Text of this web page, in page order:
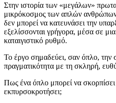
Στην ιστορία των «μεγάλων»
μικρόκοσμος των απλών
δεν μπορεί να κατευνάσει την
εξελίσσονται γρήγορα, μέσα σε
καταιγιστικό ρυθμό.
Το έργο σημαδεύει, σαν όπλο, την
πραγματικότητα με τη σκληρή,
Πως ένα όπλο μπορεί να
εκπυρσοκροτήσει;